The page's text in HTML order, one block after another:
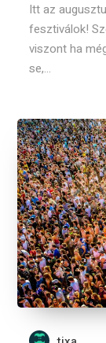
Itt az
fesztiválok!
viszont ha
se,...